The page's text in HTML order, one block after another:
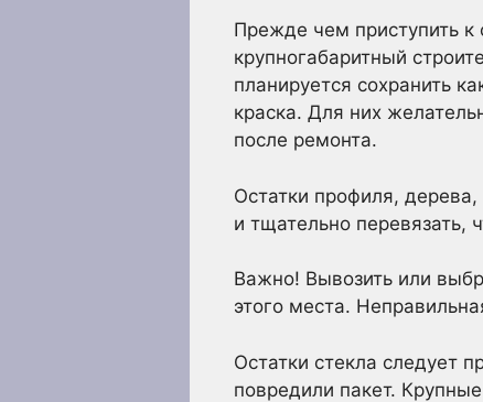
Прежде чем приступить к
крупногабаритный
планируется сохранить
краска. Для них
после ремонта.
Остатки профиля,
и тщательно перевязать,
Важно! Вывозить или
этого места.
Остатки стекла следует
повредили пакет.